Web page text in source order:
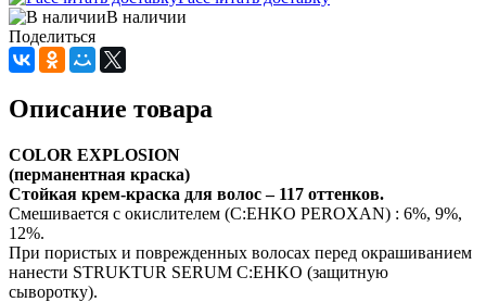
В наличии
Поделиться
Описание товара
COLOR EXPLOSION
(перманентная краска)
Стойкая крем-краска для волос – 117 оттенков.
Смешивается с окислителем (C:EHKO PEROXAN) : 6%, 9%,
12%.
При пористых и поврежденных волосах перед окрашиванием
нанести STRUKTUR SERUM C:EHKO (защитную
сыворотку).